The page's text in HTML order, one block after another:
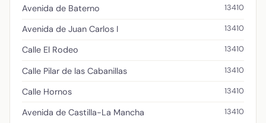
Avenida de Baterno 13410
Avenida de Juan Carlos I 13410
Calle El Rodeo 13410
Calle Pilar de las Cabanillas 13410
Calle Hornos 13410
Avenida de Castilla-La Mancha 13410